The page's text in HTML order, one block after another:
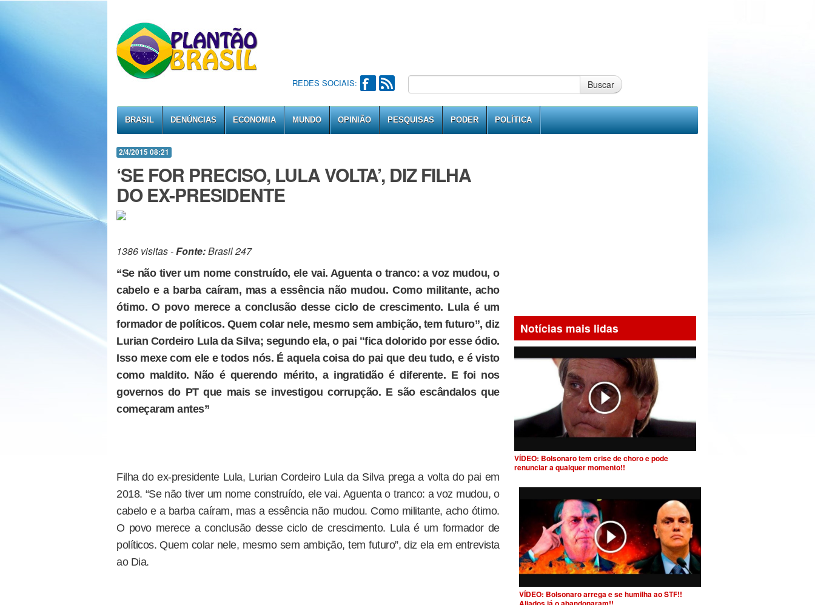
REDES SOCIAIS: Buscar
BRASIL DENÚNCIAS ECONOMIA MUNDO OPINIÃO PESQUISAS PODER POLÍTICA
2/4/2015 08:21
‘SE FOR PRECISO, LULA VOLTA’, DIZ FILHA
DO EX-PRESIDENTE
1386 visitas -Fonte:Brasil 247
“Se não tiver um nome construído, ele vai. Aguenta o tranco: a voz mudou, o
cabelo e a barba caíram, mas a essência não mudou. Como militante, acho
ótimo. O povo merece a conclusão desse ciclo de crescimento. Lula é um
formador de políticos. Quem colar nele, mesmo sem ambição, tem futuro”, diz
Lurian Cordeiro Lula da Silva; segundo ela, o pai "fica dolorido por esse ódio.
Isso mexe com ele e todos nós. É aquela coisa do pai que deu tudo, e é visto
como maldito. Não é querendo mérito, a ingratidão é diferente. E foi nos
governos do PT que mais se investigou corrupção. E são escândalos que
começaram antes”
Filha do ex-presidente Lula, Lurian Cordeiro Lula da Silva prega a volta do pai em
2018. “Se não tiver um nome construído, ele vai. Aguenta o tranco: a voz mudou, o
cabelo e a barba caíram, mas a essência não mudou. Como militante, acho ótimo.
O povo merece a conclusão desse ciclo de crescimento. Lula é um formador de
políticos. Quem colar nele, mesmo sem ambição, tem futuro”, diz ela em entrevista
ao Dia.
Notícias mais lidas
VÍDEO: Bolsonaro tem crise de choro e pode
renunciar a qualquer momento!!
VÍDEO: Bolsonaro arrega e se humilha ao STF!!